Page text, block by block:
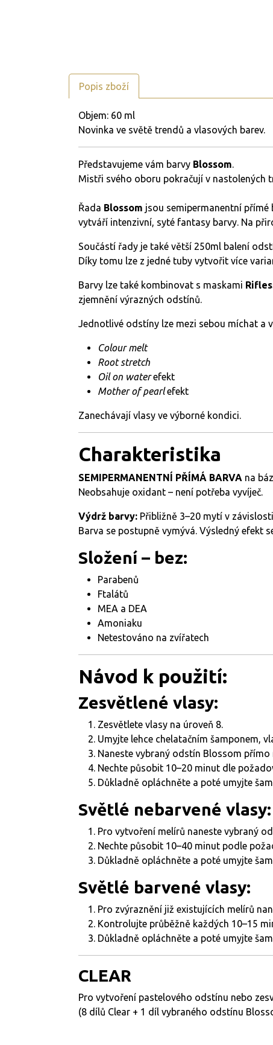
Popis zboží
Objem: 60 ml
Novinka ve světě trendů a vlasových barev.
Představujeme vám barvy Blossom.
Mistři svého oboru pokračují v nastolených
Řada Blossom jsou semipermanentní přímé
vytváří intenzivní, syté fantasy barvy. Na
Součástí řady je také větší 250ml balení
Díky tomu lze z jedné tuby vytvořit více
Barvy lze také kombinovat s maskami
zjemnění výrazných odstínů.
Jednotlivé odstíny lze mezi sebou míchat a
Colour melt
Root stretch
Oil on waterefekt
Mother of pearlefekt
Zanechávají vlasy ve výborné kondici.
Charakteristika
SEMIPERMANENTNÍ PŘÍMÁ BARVA na
Neobsahuje oxidant – není potřeba vyvíječ.
Výdrž barvy: Přibližně 3–20 mytí v
Barva se postupně vymývá. Výsledný efekt
Složení – bez:
Parabenů
Ftalátů
MEA a DEA
Amoniaku
Netestováno na zvířatech
Návod k použití:
Zesvětlené vlasy:
Zesvětlete vlasy na úroveň 8.
Umyjte lehce chelatačním šamponem,
Naneste vybraný odstín Blossom přímo
Nechte působit 10–20 minut dle
Důkladně opláchněte a poté umyjte
Světlé nebarvené vlasy:
Pro vytvoření melírů naneste vybraný
Nechte působit 10–40 minut podle
Důkladně opláchněte a poté umyjte
Světlé barvené vlasy:
Pro zvýraznění již existujících melírů
Kontrolujte průběžně každých 10–15
Důkladně opláchněte a poté umyjte
CLEAR
Pro vytvoření pastelového odstínu nebo
(8 dílů Clear + 1 díl vybraného odstínu